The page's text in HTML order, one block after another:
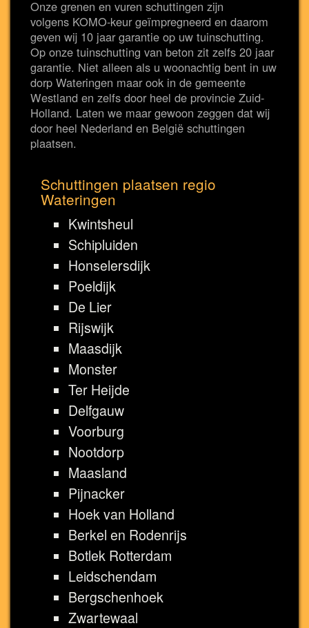
Onze grenen en vuren schuttingen zijn
volgens KOMO-keur geïmpregneerd en daarom
geven wij 10 jaar garantie op uw tuinschutting.
Op onze tuinschutting van beton zit zelfs 20 jaar
garantie. Niet alleen als u woonachtig bent in uw
dorp Wateringen maar ook in de gemeente
Westland en zelfs door heel de provincie Zuid-
Holland. Laten we maar gewoon zeggen dat wij
door heel Nederland en België schuttingen
plaatsen.
Schuttingen plaatsen regio
Wateringen
Kwintsheul
Schipluiden
Honselersdijk
Poeldijk
De Lier
Rijswijk
Maasdijk
Monster
Ter Heijde
Delfgauw
Voorburg
Nootdorp
Maasland
Pijnacker
Hoek van Holland
Berkel en Rodenrijs
Botlek Rotterdam
Leidschendam
Bergschenhoek
Zwartewaal